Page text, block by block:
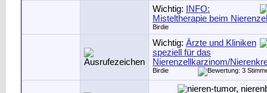
Wichtig:
INFO:
Misteltherapie beim
Birdie
Wichtig: Ärzte und Kliniken
speziell für das
Nierenzellkarzinom/
Birdie